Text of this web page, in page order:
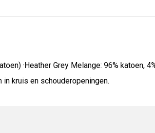
·Heather Grey Melange: 96% katoen,
kruis en schouderopeningen.